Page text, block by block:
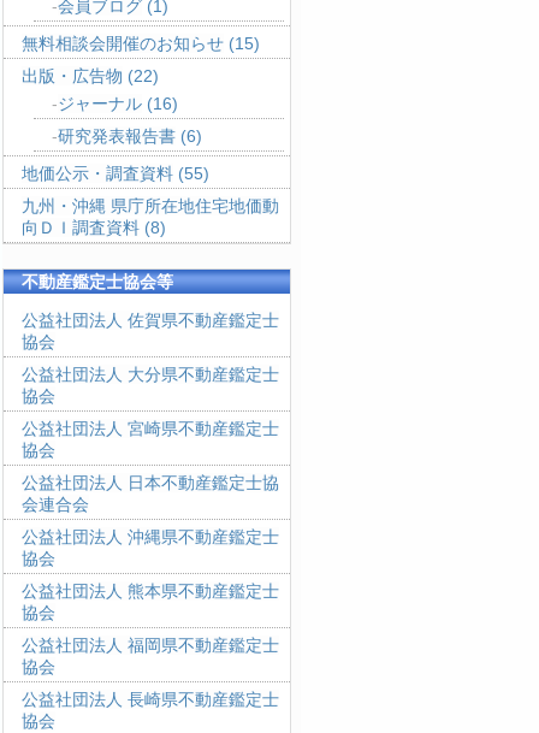
会員ブログ (1)
無料相談会開催のお知らせ (15)
出版・広告物 (22)
ジャーナル (16)
研究発表報告書 (6)
地価公示・調査資料 (55)
九州・沖縄 県庁所在地住宅地価動
向ＤＩ調査資料 (8)
不動産鑑定士協会等
公益社団法人 佐賀県不動産鑑定士
協会
公益社団法人 大分県不動産鑑定士
協会
公益社団法人 宮崎県不動産鑑定士
協会
公益社団法人 日本不動産鑑定士協
会連合会
公益社団法人 沖縄県不動産鑑定士
協会
公益社団法人 熊本県不動産鑑定士
協会
公益社団法人 福岡県不動産鑑定士
協会
公益社団法人 長崎県不動産鑑定士
協会